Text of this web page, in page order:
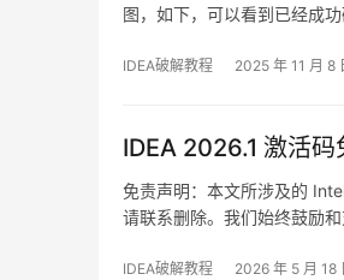
图，如下，可以看到已经成
IDEA破解教程 2025 年 11 月 8
IDEA 2026.1 激活
免责声明：本文所涉及的
请联系删除。我们始终鼓励
IDEA破解教程 2026 年 5 月 18